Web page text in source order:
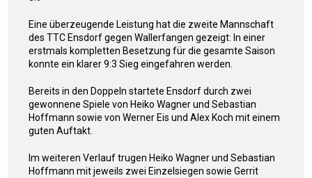
Eine überzeugende Leistung hat die zweite Mannschaft
des TTC Ensdorf gegen Wallerfangen gezeigt: In einer
erstmals kompletten Besetzung für die gesamte Saison
konnte ein klarer 9:3 Sieg eingefahren werden.
Bereits in den Doppeln startete Ensdorf durch zwei
gewonnene Spiele von Heiko Wagner und Sebastian
Hoffmann sowie von Werner Eis und Alex Koch mit einem
guten Auftakt.
Im weiteren Verlauf trugen Heiko Wagner und Sebastian
Hoffmann mit jeweils zwei Einzelsiegen sowie Gerrit